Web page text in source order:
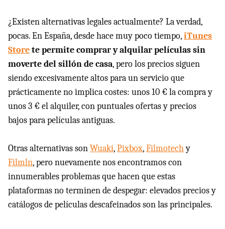
¿Existen alternativas legales actualmente? La verdad,
pocas. En España, desde hace muy poco tiempo,iTunes
Storete permite comprar y alquilar películas sin
moverte del sillón de casa, pero los precios siguen
siendo excesivamente altos para un servicio que
prácticamente no implica costes: unos 10 € la compra y
unos 3 € el alquiler, con puntuales ofertas y precios
bajos para películas antiguas.
Otras alternativas sonWuaki,Pixbox,Filmotechy
Filmln, pero nuevamente nos encontramos con
innumerables problemas que hacen que estas
plataformas no terminen de despegar: elevados precios y
catálogos de películas descafeinados son las principales.